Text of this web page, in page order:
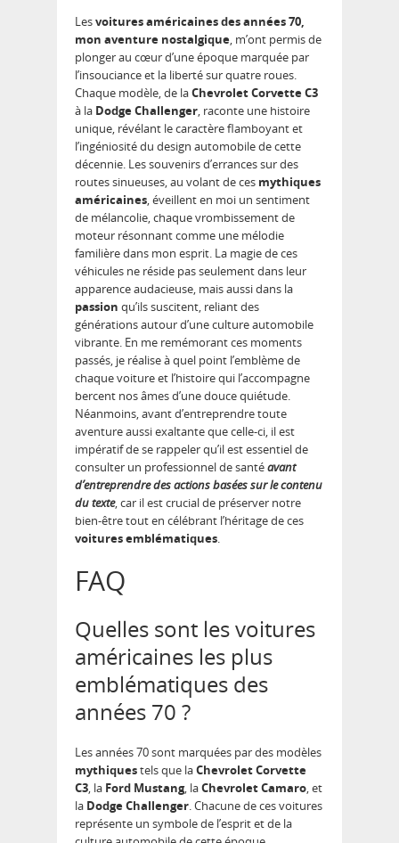
Lesvoitures américaines des années 70,
mon aventure nostalgique, m’ont permis de
plonger au cœur d’une époque marquée par
l’insouciance et la liberté sur quatre roues.
Chaque modèle, de laChevrolet Corvette C3
à la Dodge Challenger, raconte une histoire
unique, révélant le caractère flamboyant et
l’ingéniosité du design automobile de cette
décennie. Les souvenirs d’errances sur des
routes sinueuses, au volant de ces mythiques
américaines, éveillent en moi un sentiment
de mélancolie, chaque vrombissement de
moteur résonnant comme une mélodie
familière dans mon esprit. La magie de ces
véhicules ne réside pas seulement dans leur
apparence audacieuse, mais aussi dans la
passion qu’ils suscitent, reliant des
générations autour d’une culture automobile
vibrante. En me remémorant ces moments
passés, je réalise à quel point l’emblème de
chaque voiture et l’histoire qui l’accompagne
bercent nos âmes d’une douce quiétude.
Néanmoins, avant d’entreprendre toute
aventure aussi exaltante que celle-ci, il est
impératif de se rappeler qu’il est essentiel de
consulter un professionnel de santéavant
d’entreprendre des actions basées sur le contenu
du texte, car il est crucial de préserver notre
bien-être tout en célébrant l’héritage de ces
voitures emblématiques.
FAQ
Quelles sont les voitures
américaines les plus
emblématiques des
années 70 ?
Les années 70 sont marquées par des modèles
mythiquestels que laChevrolet Corvette
C3, la Ford Mustang, laChevrolet Camaro, et
la Dodge Challenger. Chacune de ces voitures
représente un symbole de l’esprit et de la